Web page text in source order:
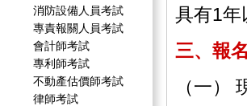
消防設備人員考試
專責報關人員考試
會計師考試
專利師考試
不動產估價師考試
律師考試
具有1年
三、報
（一）